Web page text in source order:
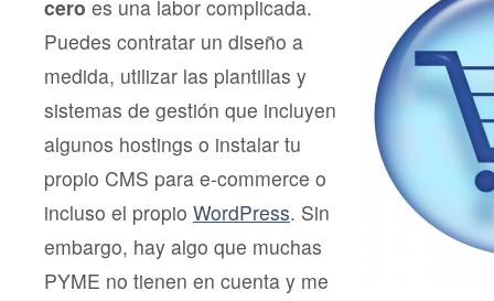
cero es una labor complicada.
Puedes contratar un diseño a
medida, utilizar las plantillas y
sistemas de gestión que incluyen
algunos hostings o instalar tu
propio CMS para e-commerce o
incluso el propio WordPress. Sin
embargo, hay algo que muchas
PYME no tienen en cuenta y me